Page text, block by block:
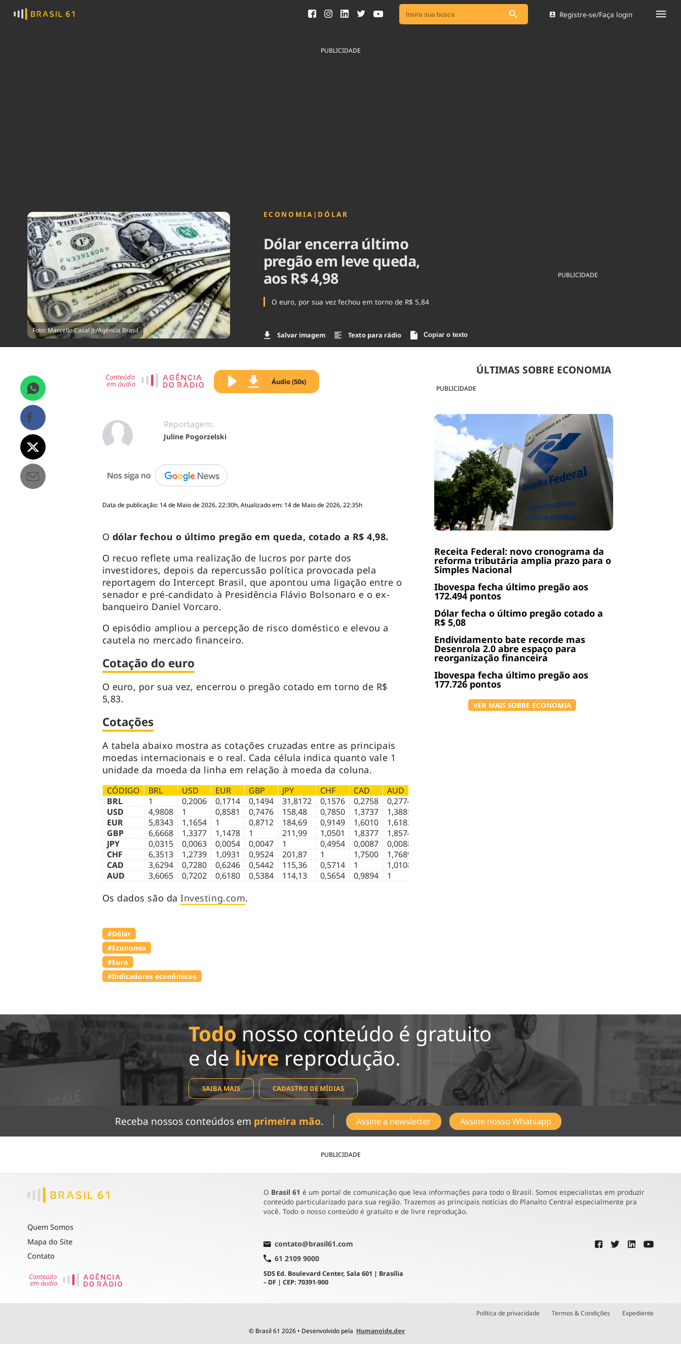
Ver todas as notícias
Registre-se/Faça login
PUBLICIDADE
Foto: Marcello Casal Jr./Agência Brasil
ECONOMIA | DÓLAR
Dólar encerra último
pregão em leve queda,
aos R$ 4,98
O euro, por sua vez fechou em torno de R$ 5,84
Salvar imagem Texto para rádio Copiar o texto
PUBLICIDADE
PUBLICIDADE
ÚLTIMAS SOBRE ECONOMIA
Receita Federal: novo cronograma da
reforma tributária amplia prazo para o
Simples Nacional
Ibovespa fecha último pregão aos
172.494 pontos
Dólar fecha o último pregão cotado a
R$ 5,08
Endividamento bate recorde mas
Desenrola 2.0 abre espaço para
reorganização financeira
Ibovespa fecha último pregão aos
177.726 pontos
VER MAIS SOBRE ECONOMIA
Áudio (50s)
Reportagem:
Juline Pogorzelski
Data de publicação: 14 de Maio de 2026, 22:30h, Atualizado em: 14 de Maio de 2026, 22:35h
O dólar fechou o último pregão em queda, cotado a R$ 4,98.
O recuo reflete uma realização de lucros por parte dos
investidores, depois da repercussão política provocada pela
reportagem do Intercept Brasil, que apontou uma ligação entre o
senador e pré-candidato à Presidência Flávio Bolsonaro e o ex-
banqueiro Daniel Vorcaro.
O episódio ampliou a percepção de risco doméstico e elevou a
cautela no mercado financeiro.
Cotação do euro
O euro, por sua vez, encerrou o pregão cotado em torno de R$
5,83.
Cotações
A tabela abaixo mostra as cotações cruzadas entre as principais
moedas internacionais e o real. Cada célula indica quanto vale 1
unidade da moeda da linha em relação à moeda da coluna.
CÓDIGO BRL USD EUR GBP JPY CHF CAD
AUD
BRL
1 0,2006 0,1714 0,1494 31,8172 0,1576 0,2758
0,2774
USD
4,9808 1 0,8581 0,7476 158,48 0,7850 1,3737
1,3885
EUR
5,8343 1,1654 1 0,8712 184,69 0,9149 1,6010
1,6182
GBP
6,6668 1,3377 1,1478 1 211,99 1,0501 1,8377
1,8574
JPY
0,0315 0,0063 0,0054 0,0047 1 0,4954 0,0087
0,0088
CHF
6,3513 1,2739 1,0931 0,9524 201,87 1 1,7500
1,7689
CAD
3,6294 0,7280 0,6246 0,5442 115,36 0,5714 1
1,0108
AUD
3,6065 0,7202 0,6180 0,5384 114,13 0,5654 0,9894 1
Os dados são daInvesting.com.
#Dólar
#Economia
#Euro
#Indicadores econômicos
Todonosso conteúdo é gratuito
e de livre reprodução.
SAIBA MAIS CADASTRO DE MÍDIAS
Receba nossos conteúdos em primeira mão. Assine a newsletter Assine nosso Whatsapp
PUBLICIDADE
Quem Somos
Mapa do Site
Contato
O Brasil 61 é um portal de comunicação que leva informações para todo o Brasil. Somos especialistas em produzir
conteúdo particularizado para sua região. Trazemos as principais notícias do Planalto Central especialmente pra
você. Todo o nosso conteúdo é gratuito e de livre reprodução.
contato@brasil61.com
61 2109 9000
SDS Ed. Boulevard Center, Sala 601 | Brasília
– DF | CEP: 70391-900
Política de privacidade Termos & Condições Expediente
© Brasil 61 2026 • Desenvolvido pela Humanoide.dev